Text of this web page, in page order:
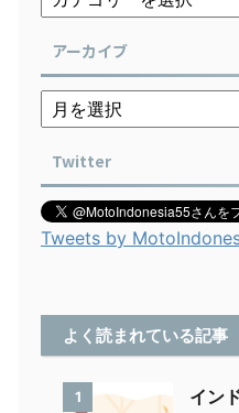
アーカイブ
Twitter
Tweets by
よく読まれている記事
1
イン